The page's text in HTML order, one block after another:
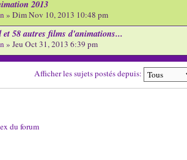
2013
» Dim Nov 10, 2013 10:48 pm
et 58 autres films d'animations...
» Jeu Oct 31, 2013 6:39 pm
Afficher les sujets postés depuis:
du forum